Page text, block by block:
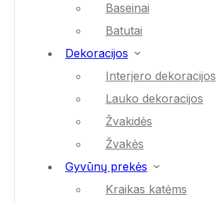
Baseinai
Batutai
Dekoracijos
Interjero dekoracijos
Lauko dekoracijos
Žvakidės
Žvakės
Gyvūnų prekės
Kraikas katėms